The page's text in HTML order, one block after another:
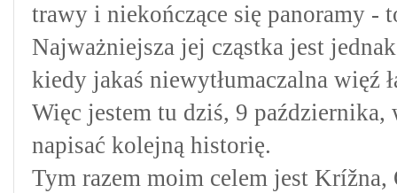
trawy i niekończące się panoramy -
Najważniejsza jej cząstka jest
kiedy jakaś niewytłumaczalna więź
Więc jestem tu dziś, 9
napisać kolejną historię.
Tym razem moim celem jest